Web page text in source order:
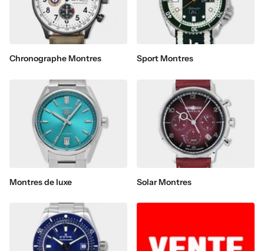
Chronographe Montres Sport Montres
Montres de luxe Solar Montres